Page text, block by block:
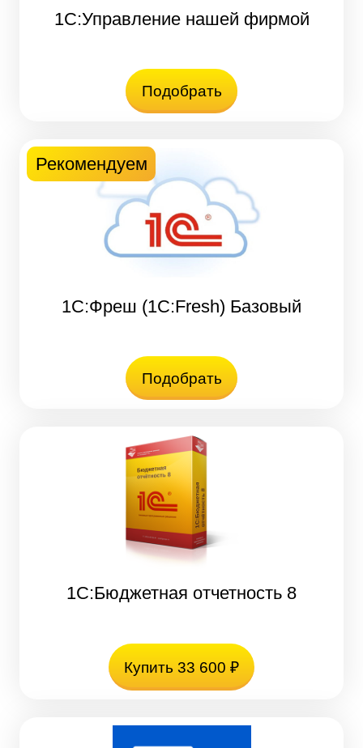
1С:Управление нашей фирмой
Подобрать
Рекомендуем
1С:Фреш (1C:Fresh) Базовый
Подобрать
1С:Бюджетная отчетность 8
Купить 33 600 ₽